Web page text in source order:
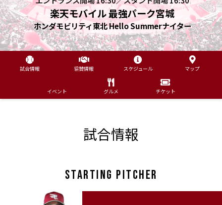
楽天モバイル 最強パーク宮城
ホンダモビリティ東北 Hello Summerナイター
試合情報 協賛情報 スケジュール マップ
イベント グルメ チケット
試合情報
STARTING PITCHER